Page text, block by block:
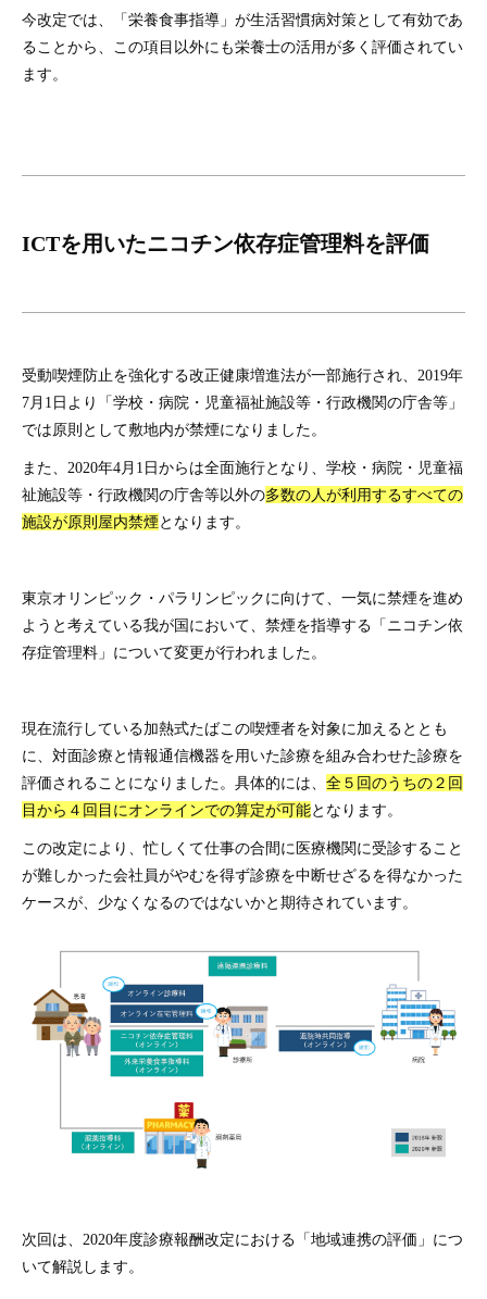
今改定では、「栄養食事指導」が生活習慣病対策として有効であ
ることから、この項目以外にも栄養士の活用が多く評価されてい
ます。
ICTを用いたニコチン依存症管理料を評価
受動喫煙防止を強化する改正健康増進法が一部施行され、2019年
7月1日より「学校・病院・児童福祉施設等・行政機関の庁舎等」
では原則として敷地内が禁煙になりました。
また、2020年4月1日からは全面施行となり、学校・病院・児童福
祉施設等・行政機関の庁舎等以外の多数の人が利用するすべての
施設が原則屋内禁煙となります。
東京オリンピック・パラリンピックに向けて、一気に禁煙を進め
ようと考えている我が国において、禁煙を指導する「ニコチン依
存症管理料」について変更が行われました。
現在流行している加熱式たばこの喫煙者を対象に加えるととも
に、対面診療と情報通信機器を用いた診療を組み合わせた診療を
評価されることになりました。具体的には、 全５回のうちの２回
目から４回目にオンラインでの算定が可能となります。
この改定により、忙しくて仕事の合間に医療機関に受診すること
が難しかった会社員がやむを得ず診療を中断せざるを得なかった
ケースが、少なくなるのではないかと期待されています。
次回は、2020年度診療報酬改定における「地域連携の評価」につ
いて解説します。